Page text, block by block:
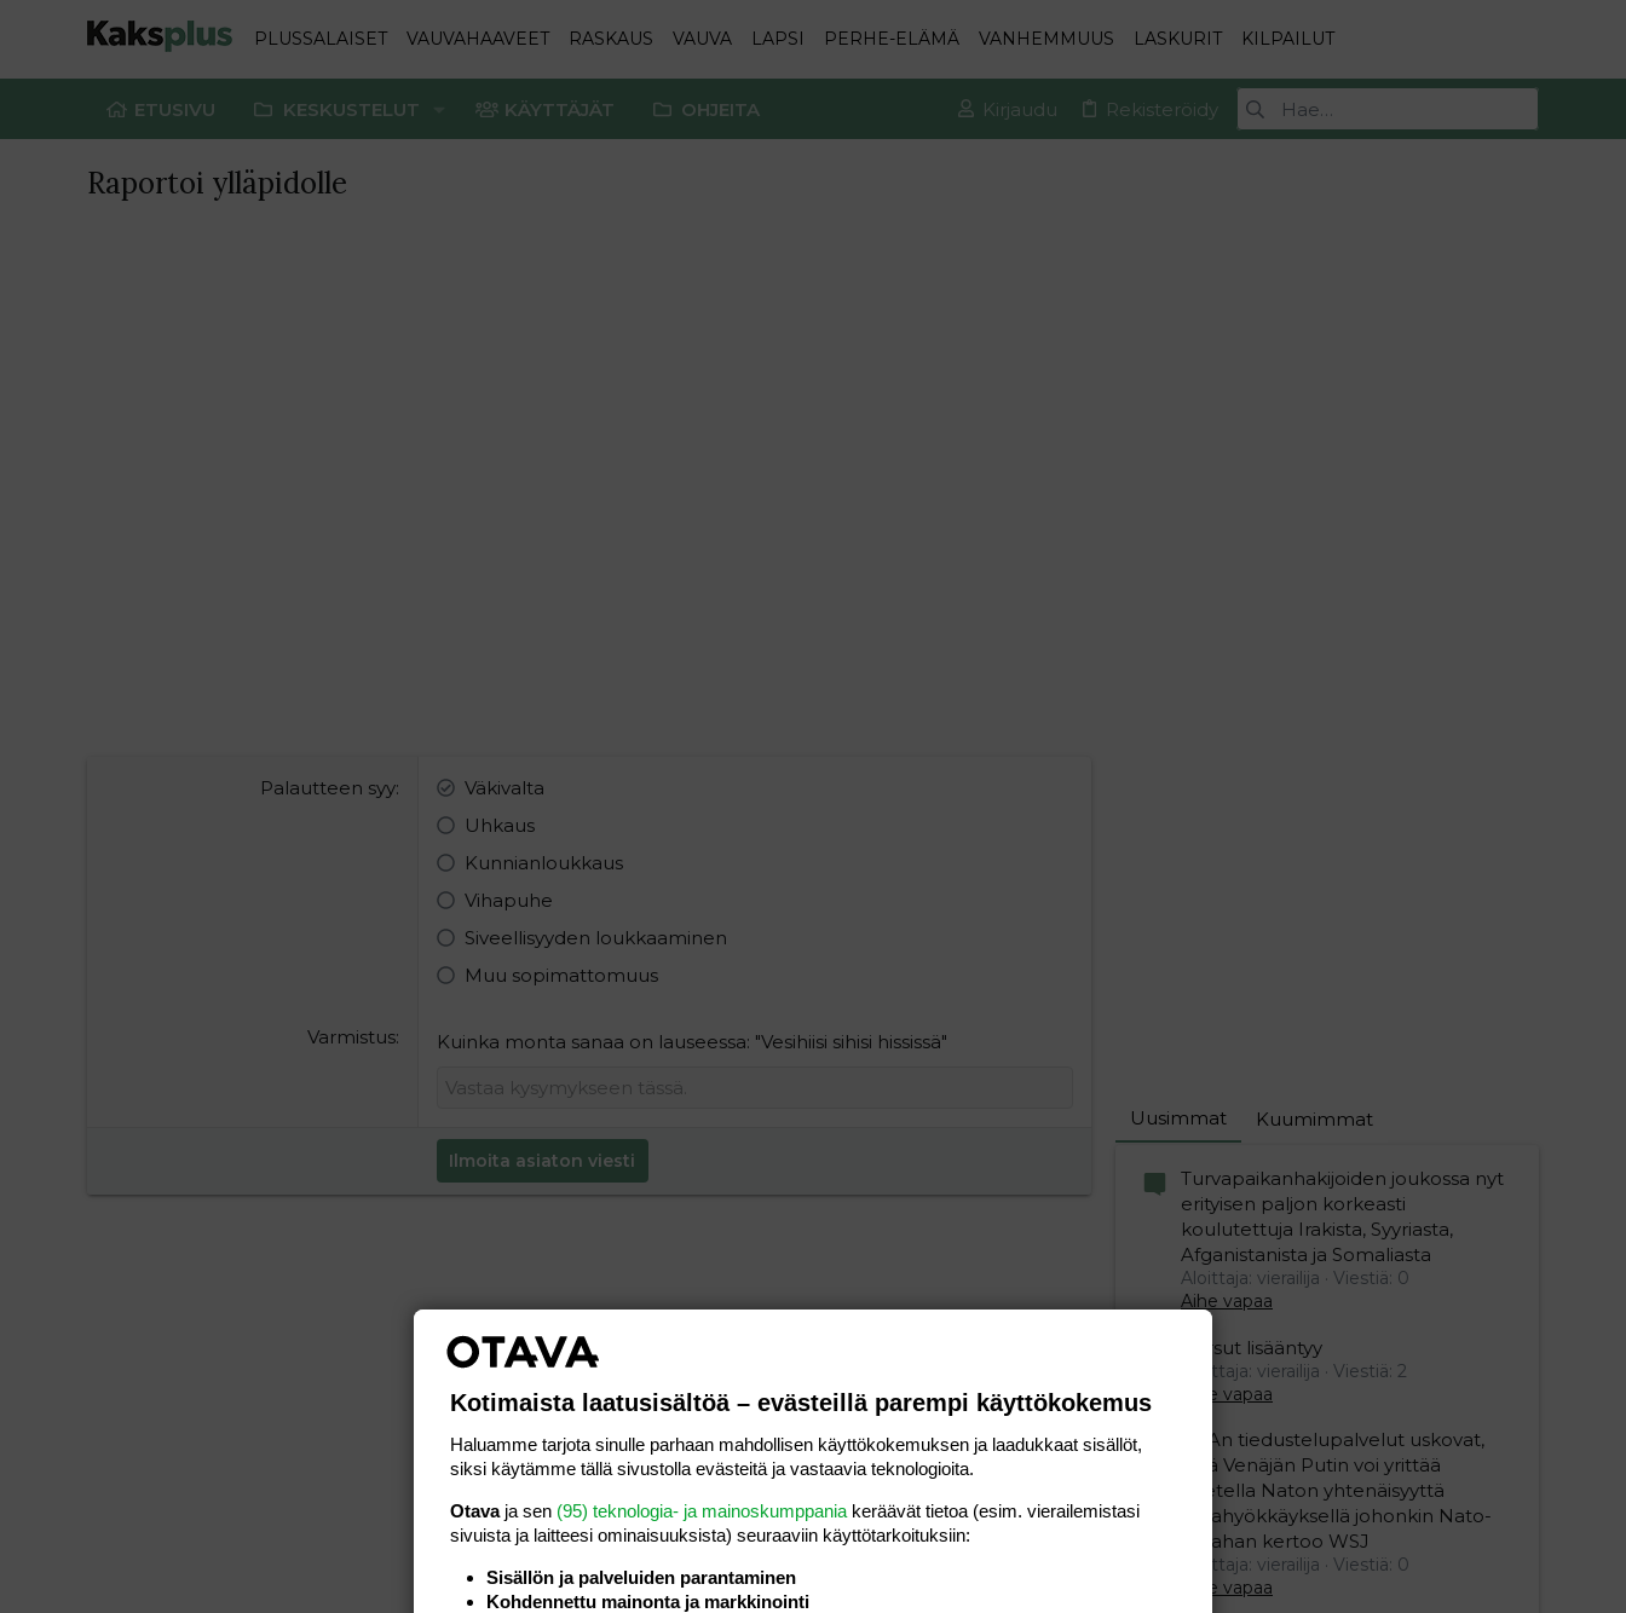
PLUSSALAISET VAUVAHAAVEET RASKAUS VAUVA LAPSI PERHE-ELÄMÄ VANHEMMUUS LASKURIT KILPAILUT
ETUSIVU KESKUSTELUT KÄYTTÄJÄT OHJEITA Kirjaudu Rekisteröidy
Raportoi ylläpidolle
Palautteen syy
Väkivalta
Uhkaus
Kunnianloukkaus
Vihapuhe
Siveellisyyden loukkaaminen
Muu sopimattomuus
Varmistus Kuinka monta sanaa on lauseessa: "Vesihiisi sihisi hississä"
Ilmoita asiaton viesti
Uusimmat Kuumimmat
Turvapaikanhakijoiden joukossa nyt
erityisen paljon korkeasti
koulutettuja Irakista, Syyriasta,
Afganistanista ja Somaliasta
Aloittaja: vierailija
Viestiä: 0
Aihe vapaa
Persut lisääntyy
Aloittaja: vierailija
Viestiä: 2
Aihe vapaa
USAn tiedustelupalvelut uskovat,
että Venäjän Putin voi yrittää
koetella Naton yhtenäisyyttä
maahyökkäyksellä johonkin Nato-
maahan kertoo WSJ
Aloittaja: vierailija
Viestiä: 0
Aihe vapaa
Kotimaista laatusisältöä – evästeillä parempi käyttökokemus
Haluamme tarjota sinulle parhaan mahdollisen käyttökokemuksen ja laadukkaat sisällöt,
siksi käytämme tällä sivustolla evästeitä ja vastaavia teknologioita.
Otavaja sen (95) teknologia- ja mainoskumppania keräävät tietoa (esim. vierailemis­tasi
sivuista ja laitteesi ominaisuuk­sista) seuraaviin käyttötarkoituksiin:
Sisällön ja palveluiden parantaminen
Kohdennettu mainonta ja markkinointi